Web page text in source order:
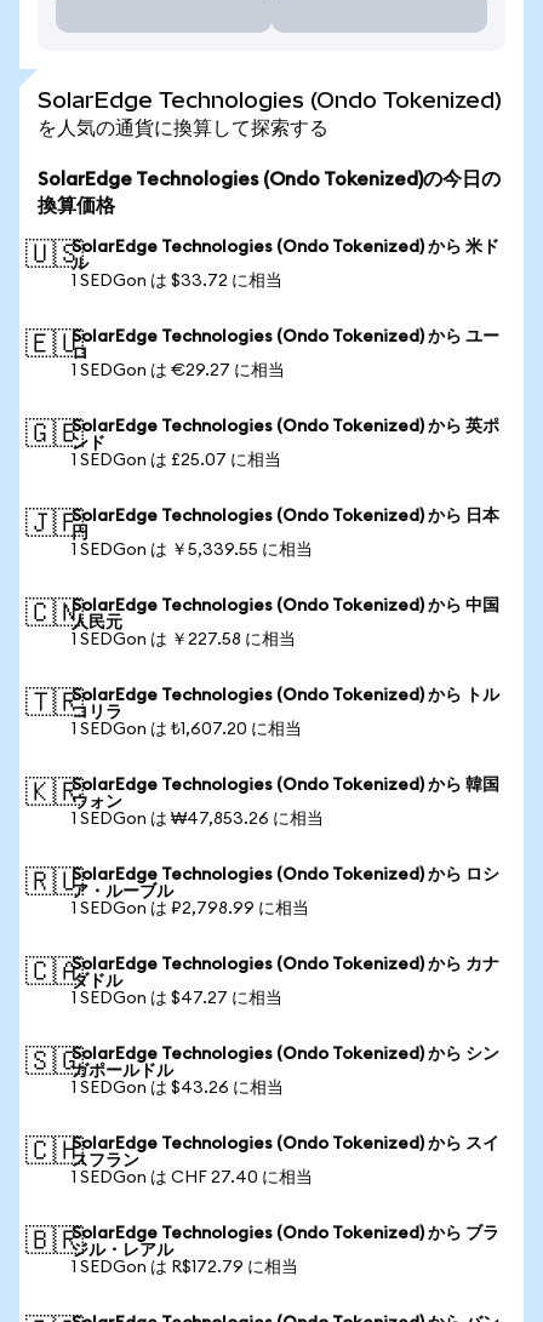
SolarEdge Technologies (Ondo Tokenized)
を人気の通貨に換算して探索する
SolarEdge Technologies (Ondo Tokenized)の今日の
換算価格
🇺🇸SolarEdge Technologies (Ondo Tokenized) から 米ド
ル
1 SEDGon は $33.72 に相当
🇪🇺SolarEdge Technologies (Ondo Tokenized) から ユー
ロ
1 SEDGon は €29.27 に相当
🇬🇧SolarEdge Technologies (Ondo Tokenized) から 英ポ
ンド
1 SEDGon は £25.07 に相当
🇯🇵SolarEdge Technologies (Ondo Tokenized) から 日本
円
1 SEDGon は ￥5,339.55 に相当
🇨🇳SolarEdge Technologies (Ondo Tokenized) から 中国
人民元
1 SEDGon は ￥227.58 に相当
🇹🇷SolarEdge Technologies (Ondo Tokenized) から トル
コリラ
1 SEDGon は ₺1,607.20 に相当
🇰🇷SolarEdge Technologies (Ondo Tokenized) から 韓国
ウォン
1 SEDGon は ₩47,853.26 に相当
🇷🇺SolarEdge Technologies (Ondo Tokenized) から ロシ
ア・ルーブル
1 SEDGon は ₽2,798.99 に相当
🇨🇦SolarEdge Technologies (Ondo Tokenized) から カナ
ダドル
1 SEDGon は $47.27 に相当
🇸🇬SolarEdge Technologies (Ondo Tokenized) から シン
ガポールドル
1 SEDGon は $43.26 に相当
🇨🇭SolarEdge Technologies (Ondo Tokenized) から スイ
スフラン
1 SEDGon は CHF 27.40 に相当
🇧🇷SolarEdge Technologies (Ondo Tokenized) から ブラ
ジル・レアル
1 SEDGon は R$172.79 に相当